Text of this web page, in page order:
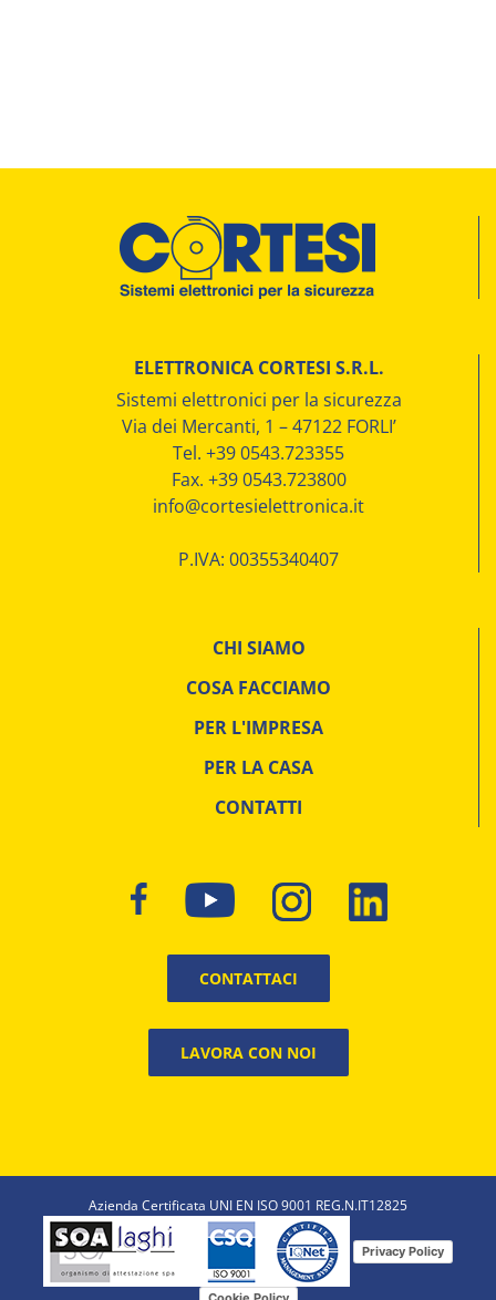
ELETTRONICA CORTESI S.R.L.
Sistemi elettronici per la sicurezza
Via dei Mercanti, 1 – 47122 FORLI’
Tel. +39 0543.723355
Fax. +39 0543.723800
info@cortesielettronica.it
P.IVA: 00355340407
CHI SIAMO
COSA FACCIAMO
PER L'IMPRESA
PER LA CASA
CONTATTI
CONTATTACI
LAVORA CON NOI
Azienda Certificata UNI EN ISO 9001 REG.N.IT12825
Privacy Policy